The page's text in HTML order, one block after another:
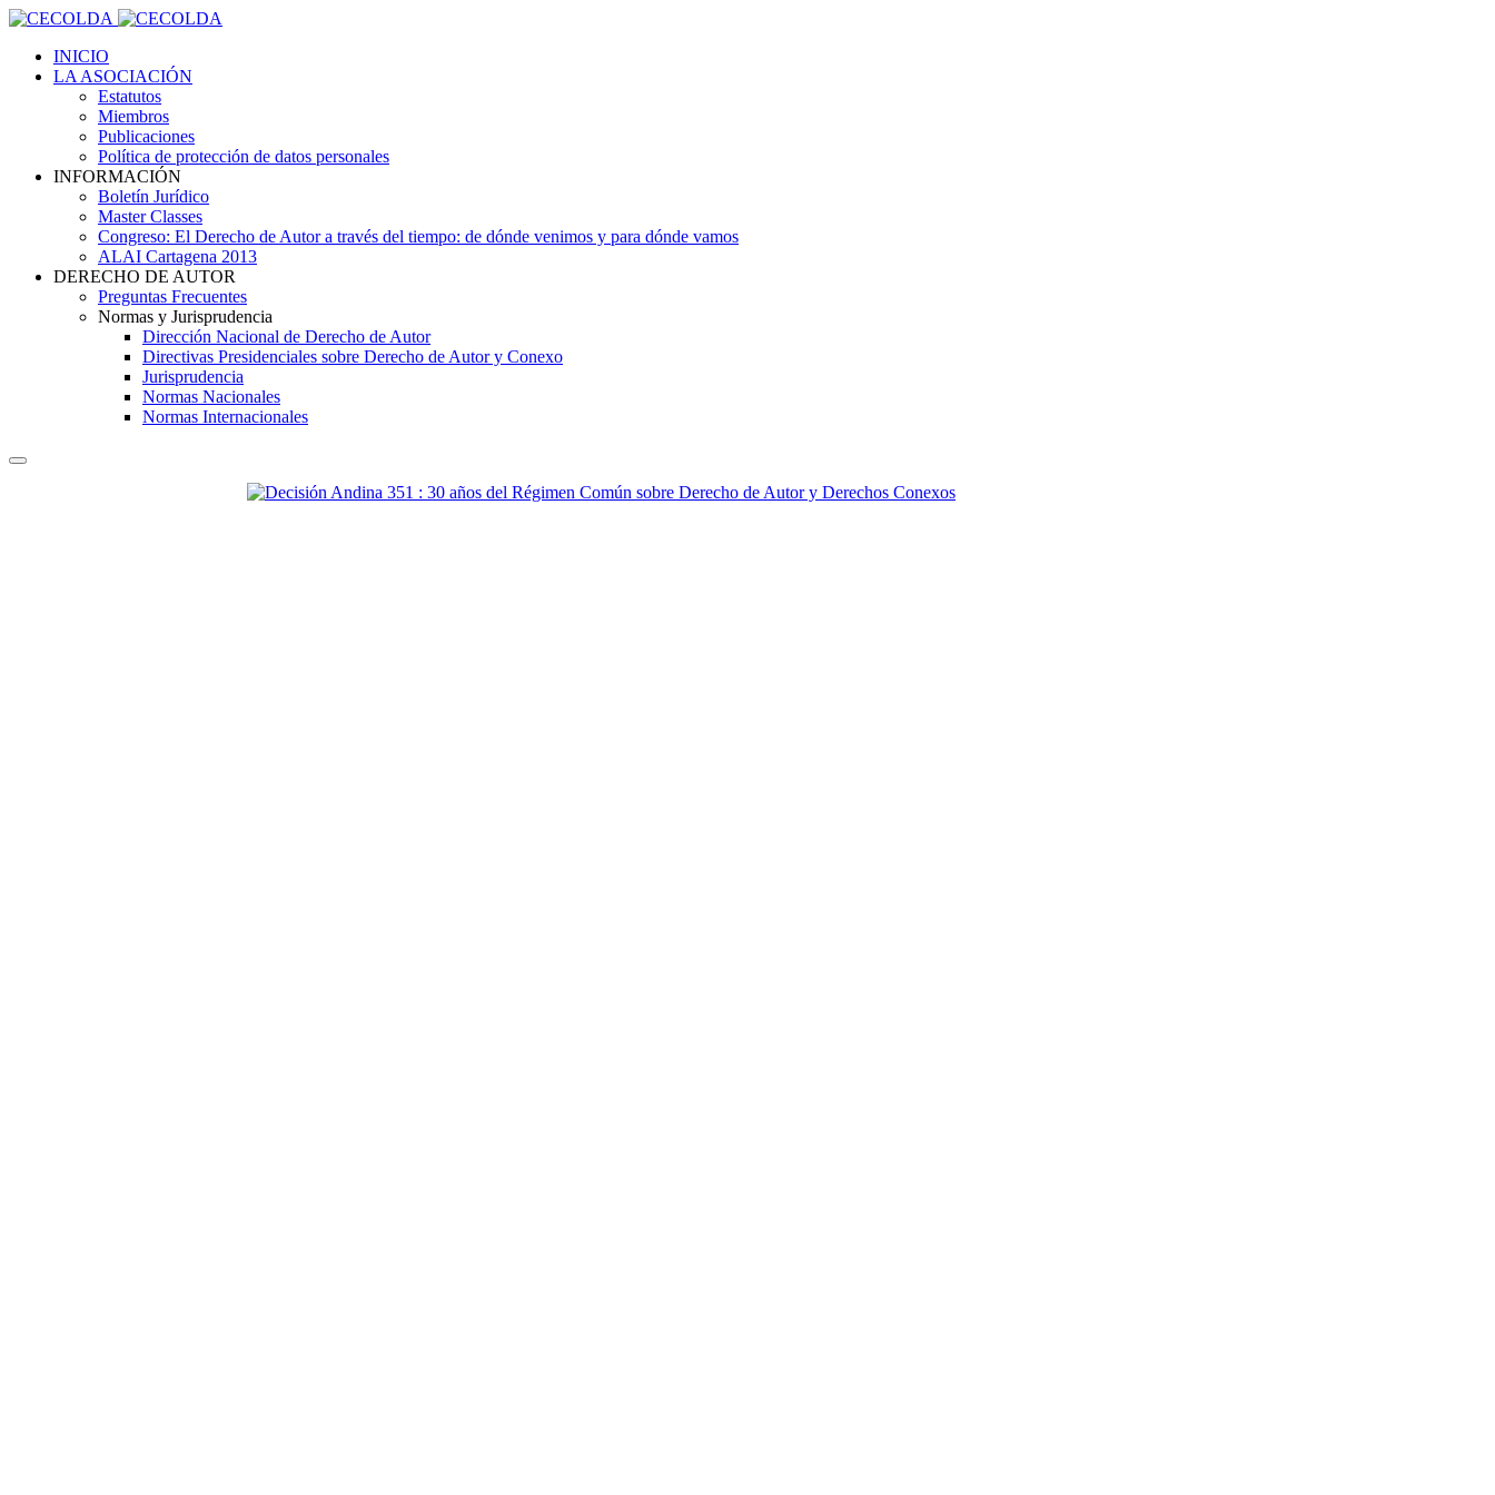
INICIO
LA ASOCIACIÓN
Estatutos
Miembros
Publicaciones
Política de protección de datos personales
INFORMACIÓN
Boletín Jurídico
Master Classes
Congreso: El Derecho de Autor a través del tiempo: de dónde venimos y para dónde vamos
ALAI Cartagena 2013
DERECHO DE AUTOR
Preguntas Frecuentes
Normas y Jurisprudencia
Dirección Nacional de Derecho de Autor
Directivas Presidenciales sobre Derecho de Autor y Conexo
Jurisprudencia
Normas Nacionales
Normas Internacionales